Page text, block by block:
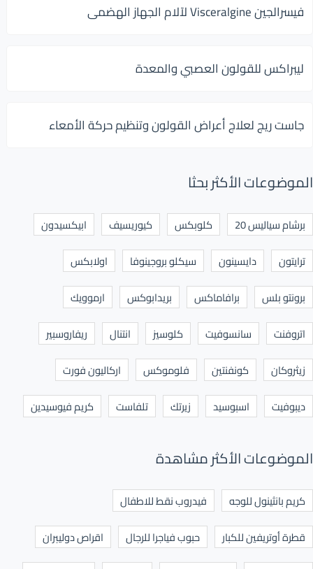
فيسرالجين Visceralgine لآلام الجهاز الهضمى
ليبراكس للقولون العصبي والمعدة
جاست ريج لعلاج أعراض القولون وتنظيم حركة الأمعاء
الموضوعات الأكثر بحثا
برشام سياليس 20 كلوبكس كيوريسيف
ابيكسيدون
ترايتون
دايسينون سيكلو بروجينوفا
اولابكس
برونتو بلس
برافاماكس بريدابوكس
ارموويك
اتروفنت
سانسوفيت كلوسيز انتنال
ريفاروسبير
زيثروكان
كونفنتين فلوموكس
اركاليون فورت
ديبوفيت
اسبوسيد زيرتك تلفاست كريم فيوسيدين
الموضوعات الأكثر مشاهدة
كريم بانثينول للوجه
فيدروب نقط للاطفال
قطرة أوتريفين للكبار
حبوب فياجرا للرجال
اقراص دوليبران